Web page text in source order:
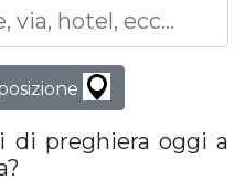
di preghiera oggi a